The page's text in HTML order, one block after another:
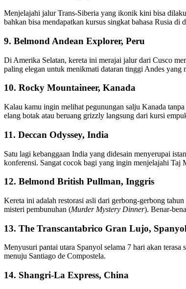
Menjelajahi jalur Trans-Siberia yang ikonik kini bisa
bahkan bisa mendapatkan kursus singkat bahasa Rusia
9. Belmond Andean Explorer, Peru
Di Amerika Selatan, kereta ini merajai jalur dari Cusco
paling elegan untuk menikmati dataran tinggi Andes yang
10. Rocky Mountaineer, Kanada
Kalau kamu ingin melihat pegunungan salju Kanada
elang botak atau beruang grizzly langsung dari kursi
11. Deccan Odyssey, India
Satu lagi kebanggaan India yang didesain menyerupai
konferensi. Sangat cocok bagi yang ingin menjelajahi Taj
12. Belmond British Pullman, Inggris
Kereta ini adalah restorasi asli dari gerbong-gerbong
misteri pembunuhan (Murder Mystery Dinner). Benar-
13. The Transcantabrico Gran Lujo, Spanyol
Menyusuri pantai utara Spanyol selama 7 hari akan
menuju Santiago de Compostela.
14. Shangri-La Express, China